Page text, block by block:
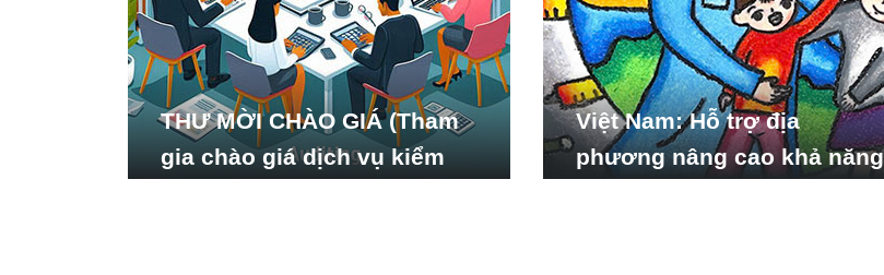
THƯ MỜI CHÀO GIÁ (Tham
gia chào giá dịch vụ kiểm
Việt Nam: Hỗ trợ địa
phương nâng cao khả năng